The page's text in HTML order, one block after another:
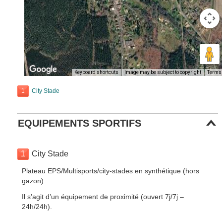
Keyboard shortcuts Image may be subject to copyright Terms
1 City Stade
EQUIPEMENTS SPORTIFS
1 City Stade
Plateau EPS/Multisports/city-stades en synthétique (hors
gazon)
Il s’agit d’un équipement de proximité (ouvert 7j/7j –
24h/24h).